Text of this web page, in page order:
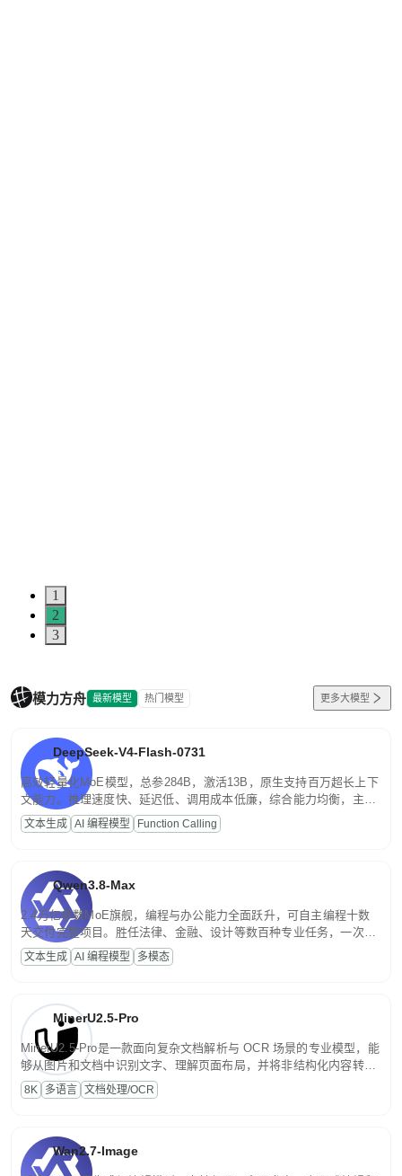
1
2
3
模力方舟 最新模型 热门模型 更多大模型
DeepSeek-V4-Flash-0731
高效轻量化MoE模型，总参284B，激活13B，原生支持百万超长上下
文能力。推理速度快、延迟低、调用成本低廉，综合能力均衡，主打
高并发、轻量化任务，适合日常对话、内容创作、基础 RAG、批量
文案处理等普惠刚需场景。
文本生成 AI 编程模型 Function Calling
Qwen3.8-Max
2.4万亿参数MoE旗舰，编程与办公能力全面跃升，可自主编程十数
天交付完整项目。胜任法律、金融、设计等数百种专业任务，一次对
话端到端交付生产级成果。原生视觉理解贯穿规划、执行与验证全流
程，支持超长文档与长视频的深度语义解析。长程任务中自主规划与
文本生成 AI 编程模型 多模态
MinerU2.5-Pro
MinerU2.5-Pro是一款面向复杂文档解析与 OCR 场景的专业模型，能
够从图片和文档中识别文字、理解页面布局，并将非结构化内容转换
为便于存储、检索和二次处理的结构化结果。
8K 多语言 文档处理/OCR
Wan2.7-Image